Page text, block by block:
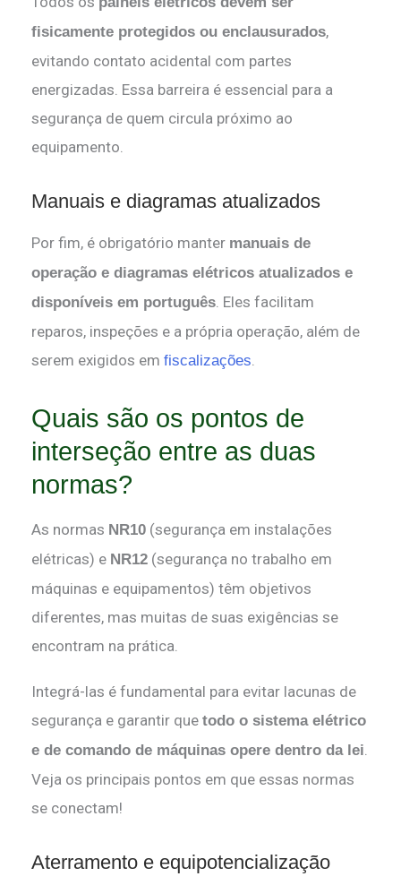
fisicamente protegidos ou enclausurados,
evitando contato acidental com partes
energizadas. Essa barreira é essencial para a
segurança de quem circula próximo ao
equipamento.
Manuais e diagramas atualizados
Por fim, é obrigatório manter manuais de
operação e diagramas elétricos atualizados e
disponíveis em português. Eles facilitam
reparos, inspeções e a própria operação, além de
serem exigidos em fiscalizações.
Quais são os pontos de
interseção entre as duas
normas?
As normas NR10 (segurança em instalações
elétricas) e NR12 (segurança no trabalho em
máquinas e equipamentos) têm objetivos
diferentes, mas muitas de suas exigências se
encontram na prática.
Integrá-las é fundamental para evitar lacunas de
segurança e garantir que todo o sistema elétrico
e de comando de máquinas opere dentro da lei.
Veja os principais pontos em que essas normas
se conectam!
Aterramento e equipotencialização